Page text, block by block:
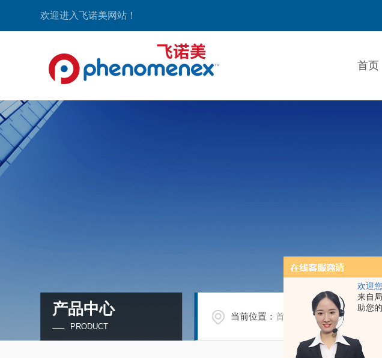
欢迎您
来自
助您
欢迎进入飞诺美网站！
首页
产品中心
PRODUCT
当前位置：首页 产品中心/